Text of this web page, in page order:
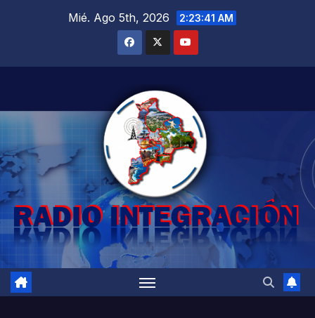
Mié. Ago 5th, 2026 2:23:42 AM